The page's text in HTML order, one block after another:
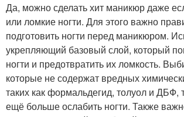
Да, можно сделать хит маникюр даже
или ломкие ногти. Для этого важно
подготовить ногти перед маникюром.
укрепляющий базовый слой, который
ногти и предотвратить их ломкость.
которые не содержат вредных
таких как формальдегид, толуол и ДБФ,
ещё больше ослабить ногти. Также